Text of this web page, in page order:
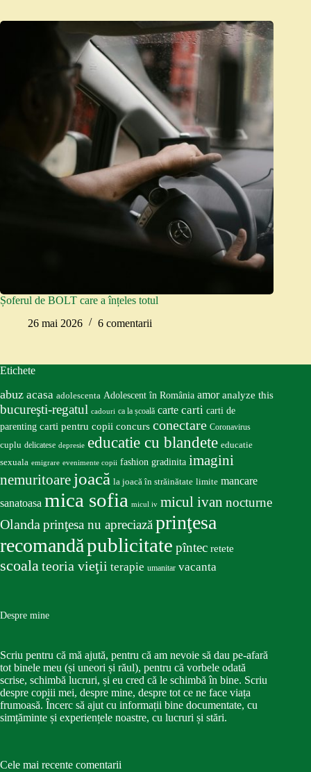
Șoferul de BOLT care a înțeles totul
26 mai 2026
6 comentarii
Etichete
abuz acasa adolescenta Adolescent în România amor analyze this
bucureşti-regatul cadouri ca la școală carte carti carti de
parenting carti pentru copii concurs conectare Coronavirus
cuplu delicatese depresie educatie cu blandete educatie
sexuala emigrare evenimente copii fashion gradinita imagini
nemuritoare joacă la joacă în străinătate limite mancare
sanatoasa mica sofia micul iv micul ivan nocturne
Olandaprinţesa nu apreciazăprinţesa
recomandăpublicitate pîntec retete
scoalateoria vieţii terapie umanitar vacanta
Despre mine
Scriu pentru că mă ajută, pentru că am nevoie să dau pe-afară
tot binele meu (și uneori și răul), pentru că vorbele odată
scrise, schimbă lucruri, și eu cred că le schimbă în bine. Scriu
despre copiii mei, despre mine, despre tot ce ne face viața
frumoasă. Încerc să ajut cu informații bine documentate, cu
simțăminte și experiențele noastre, cu lucruri și stări.
Cele mai recente comentarii